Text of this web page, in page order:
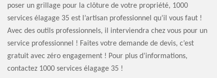
poser un grillage pour la clôture de votre propriété, 1000
services élagage 35 est l’artisan professionnel qu’il vous faut !
Avec des outils professionnels, il interviendra chez vous pour un
service professionnel ! Faites votre demande de devis, c’est
gratuit avec zéro engagement ! Pour plus d’informations,
contactez 1000 services élagage 35 !